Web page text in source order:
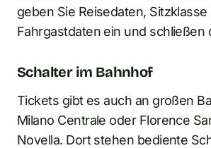
geben Sie Reisedaten, Sitzklasse
Fahrgastdaten ein und schließen
Schalter im Bahnhof
Tickets gibt es auch an großen
Milano Centrale oder Florence
Novella. Dort stehen bediente